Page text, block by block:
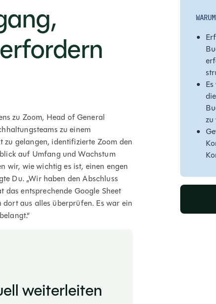
zu Zoom, Head of General
zu einem
zu gelangen, identifizierte Zoom den
auf Umfang und Wachstum
wir, wie wichtig es ist, einen engen
Du. „Wir haben den Abschluss
entsprechende Google Sheet
aus alles überprüfen. Es war ein
weiterleiten
zu